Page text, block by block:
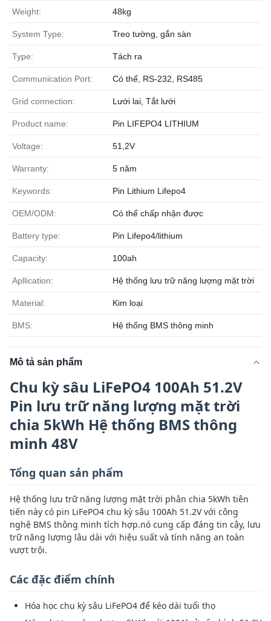
Weight: 48kg
System Type: Treo tường, gắn sàn
Type: Tách ra
Communication Port: Có thể, RS-232, RS485
Grid connection: Lưới lai, Tắt lưới
Product name: Pin LIFEPO4 LITHIUM
Voltage: 51,2V
Warranty: 5 năm
Keywords: Pin Lithium Lifepo4
OEM/ODM: Có thể chấp nhận được
Battery type: Pin Lifepo4/lithium
Capacity: 100ah
Apllication: Hệ thống lưu trữ năng lượng mặt trời
Material: Kim loại
BMS: Hệ thống BMS thông minh
Mô tả sản phẩm
Chu kỳ sâu LiFePO4 100Ah 51.2V
Pin lưu trữ năng lượng mặt trời
chia 5kWh Hệ thống BMS thông
minh 48V
Tổng quan sản phẩm
Hệ thống lưu trữ năng lượng mặt trời phân chia 5kWh tiên
tiến này có pin LiFePO4 chu kỳ sâu 100Ah 51.2V với công
nghệ BMS thông minh tích hợp.nó cung cấp đáng tin cậy, lưu
trữ năng lượng lâu dài với hiệu suất và tính năng an toàn
vượt trội.
Các đặc điểm chính
Hóa học chu kỳ sâu LiFePO4 để kéo dài tuổi thọ